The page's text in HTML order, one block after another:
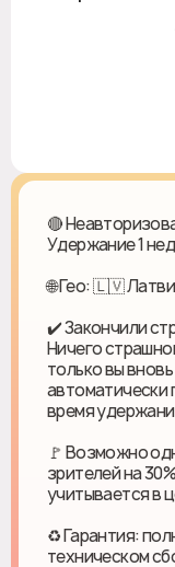
🔴
Удержание 1
🌐 Гео: 🇱🇻
✔️ Закончили
Ничего
только вы
автоматически
время
🚩 Возможно
зрителей на
учитывается в
♻ Гарантия:
техническом